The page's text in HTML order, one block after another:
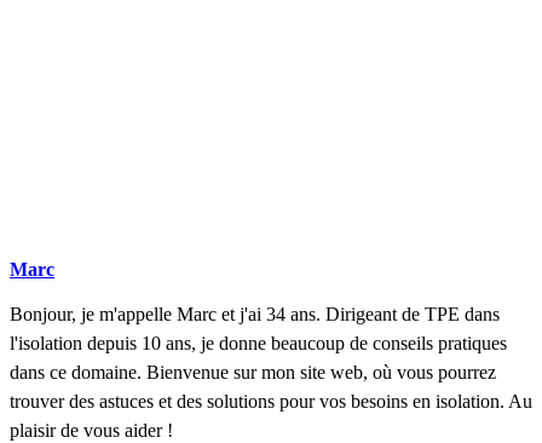
Marc
Bonjour, je m'appelle Marc et j'ai 34 ans. Dirigeant de TPE dans
l'isolation depuis 10 ans, je donne beaucoup de conseils pratiques
dans ce domaine. Bienvenue sur mon site web, où vous pourrez
trouver des astuces et des solutions pour vos besoins en isolation. Au
plaisir de vous aider !